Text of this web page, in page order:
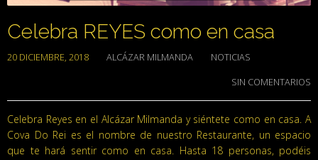
Celebra REYES como en casa
20 DICIEMBRE, 2018 ALCÁZAR MILMANDA NOTICIAS
SIN COMENTARIOS
Celebra Reyes en el Alcázar Milmanda y siéntete como en casa. A
Cova Do Rei es el nombre de nuestro Restaurante, un espacio
que te hará sentir como en casa. Hasta 18 personas, podéis